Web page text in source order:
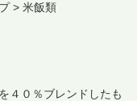
> 米飯類
４０％ブレンドしたも